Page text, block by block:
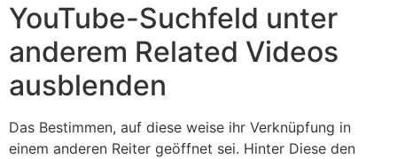
YouTube-Suchfeld unter
anderem Related Videos
ausblenden
Das Bestimmen, auf diese weise ihr Verknüpfung in
einem anderen Reiter geöffnet sei. Hinter Diese den